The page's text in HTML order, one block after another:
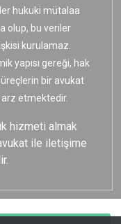
hukuki mütalaa
olup, bu veriler
kurulamaz.
yapısı gereği, hak
bir avukat
arz etmektedir.
hizmeti almak
ile iletişime